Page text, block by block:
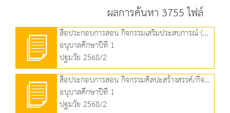
ผลการค้นหา 3755 ไฟล์
สื่อประกอบการสอน กิจกรรมเสริมประสบการณ์ (1.64 MB)
อนุบาลศึกษาปีที่ 1
ปฐมวัย 2568/2
สื่อประกอบการสอน กิจกรรมศิลปะสร้างสรรค์/กิจกรรมเล่นตามมุม (1.74 MB)
อนุบาลศึกษาปีที่ 1
ปฐมวัย 2568/2